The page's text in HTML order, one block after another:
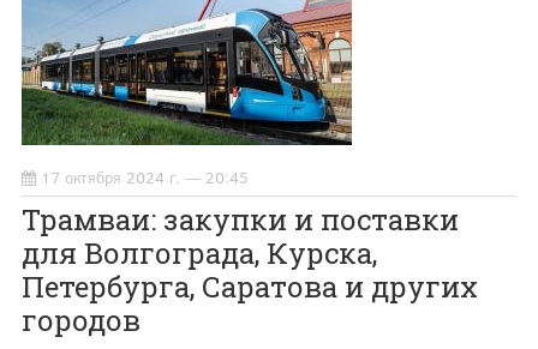
17 октября 2024 г. — 20:45
Трамваи: закупки и поставки
для Волгограда, Курска,
Петербурга, Саратова и других
городов